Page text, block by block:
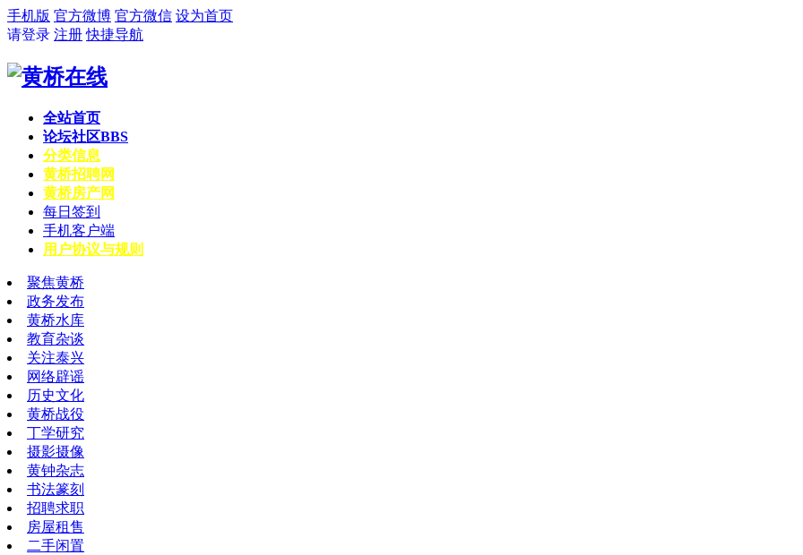
手机版 官方微博 官方微信 设为首页
请登录 注册 快捷导航
全站首页
论坛社区BBS
分类信息
黄桥招聘网
黄桥房产网
每日签到
手机客户端
用户协议与规则
聚焦黄桥
政务发布
黄桥水库
教育杂谈
关注泰兴
网络辟谣
历史文化
黄桥战役
丁学研究
摄影摄像
黄钟杂志
书法篆刻
招聘求职
房屋租售
二手闲置